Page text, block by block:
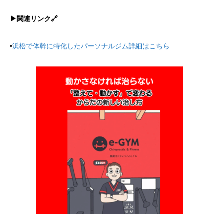
▶︎関連リンク🔗
•浜松で体幹に特化したパーソナルジム詳細はこちら